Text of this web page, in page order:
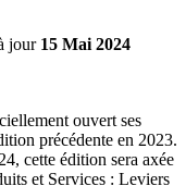
jour 15 Mai 2024
ouvert ses
précédente en 2023.
cette édition sera axée
et Services : Leviers